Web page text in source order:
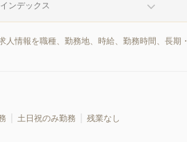
ンデックス
情報を職種、勤務地、時給、勤務時間、長期・
土日祝のみ勤務
残業なし